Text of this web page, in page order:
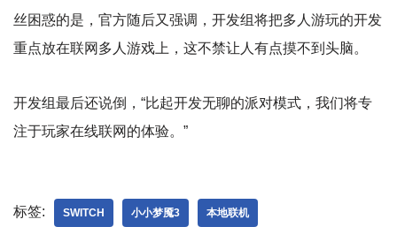
丝困惑的是，官方随后又强调，开发组将把多人游玩的开发
重点放在联网多人游戏上，这不禁让人有点摸不到头脑。
开发组最后还说倒，“比起开发无聊的派对模式，我们将专
注于玩家在线联网的体验。”
标签: SWITCH 小小梦魇3 本地联机